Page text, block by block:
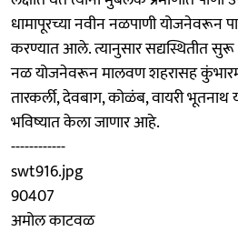
धामापूरच्या नवीन नळपाणी योजनेवरून
करण्यात आले. त्यानुसार सद्यस्थितीत
नळ योजनेवरून मालवण शहरासह
तारकर्ली, देवबाग, कोळंब, वायरी भूतनाथ
भविष्यात केला जाणार आहे.
------------
swt916.jpg
90407
अमोल काटवळ